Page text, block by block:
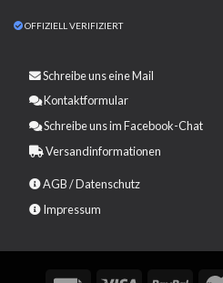
OFFIZIELL VERIFIZIERT
Schreibe uns eineMail
Kontaktformular
Schreibe uns im Facebook-Chat
Versandinformationen
AGB/Datenschutz
Impressum